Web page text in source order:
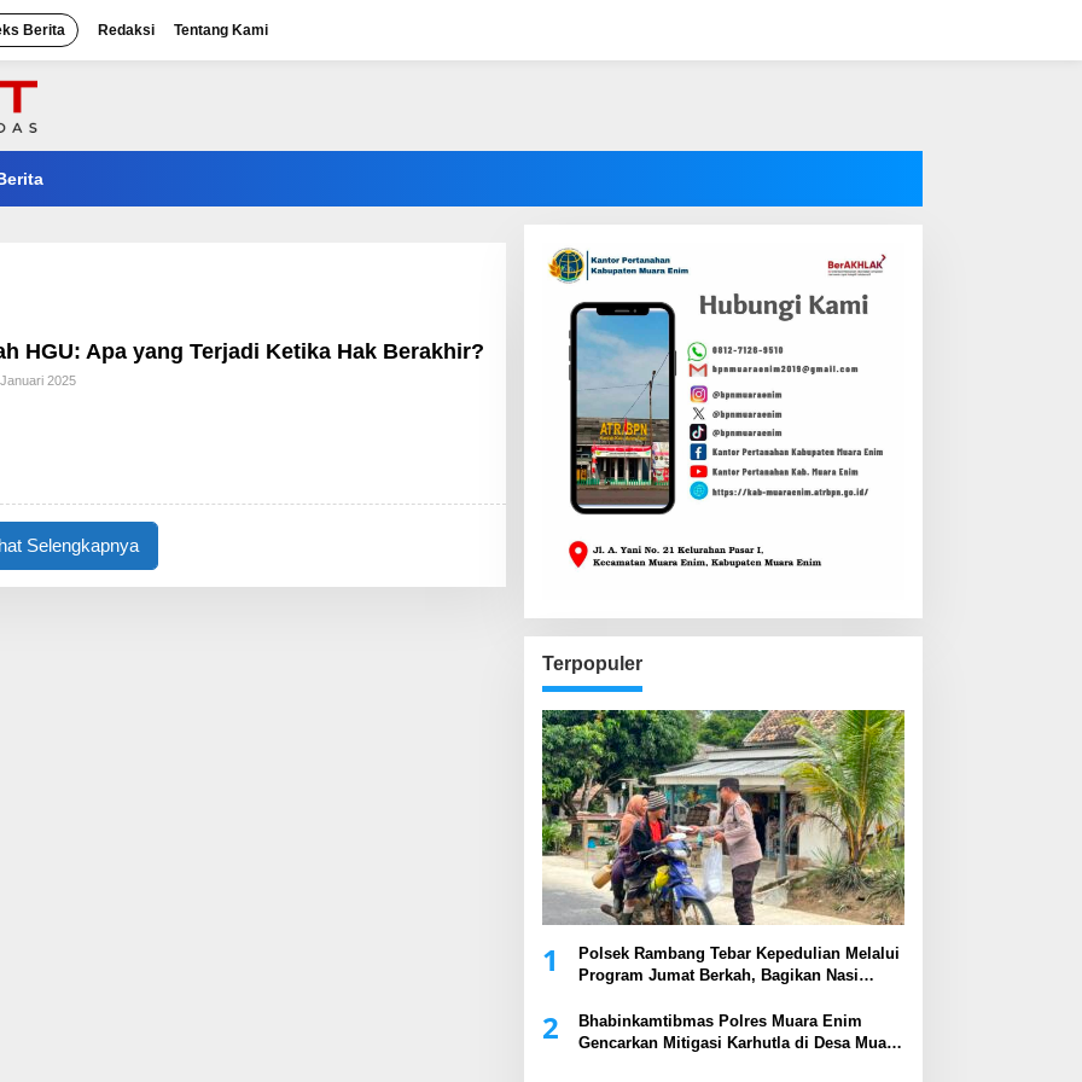
Berita Redaksi Tentang Kami
HGU: Apa yang Terjadi Ketika Hak Berakhir?
2025Oleh
Selengkapnya
Terpopuler
1
Polsek Rambang Tebar Kepedulian Melalui
Program Jumat Berkah, Bagikan Nasi
2
Bhabinkamtibmas Polres Muara Enim
Gencarkan Mitigasi Karhutla di Desa Muara